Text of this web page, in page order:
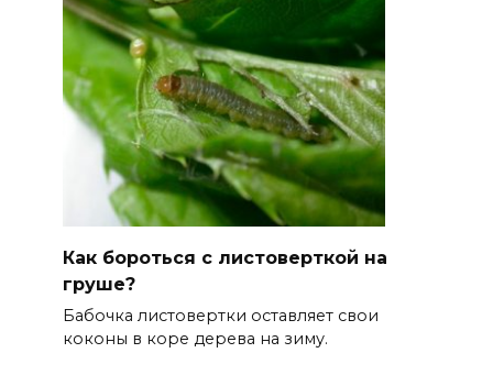
Как бороться с листоверткой на
груше?
Бабочка листовертки оставляет свои
коконы в коре дерева на зиму.